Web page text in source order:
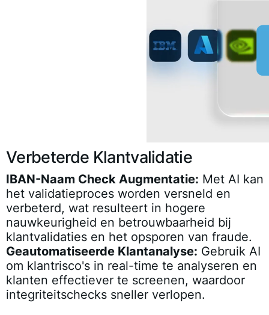
Verbeterde Klantvalidatie
IBAN-Naam Check Augmentatie: Met AI kan
het validatieproces worden versneld en
verbeterd, wat resulteert in hogere
nauwkeurigheid en betrouwbaarheid bij
klantvalidaties en het opsporen van fraude.
Geautomatiseerde Klantanalyse: Gebruik AI
om klantrisco's in real-time te analyseren en
klanten effectiever te screenen, waardoor
integriteitschecks sneller verlopen.